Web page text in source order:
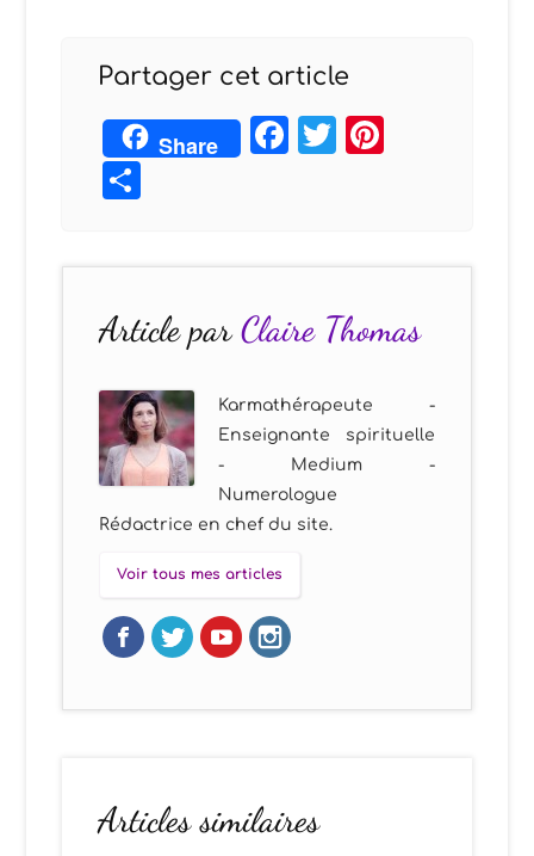
Partager cet article
Share Facebook
Twitter
Article parClaire Thomas
Karmathérapeute -
Enseignante spirituelle
- Medium -
Numerologue
Rédactrice en chef du site.
Voir tous mes articles
Articles similaires